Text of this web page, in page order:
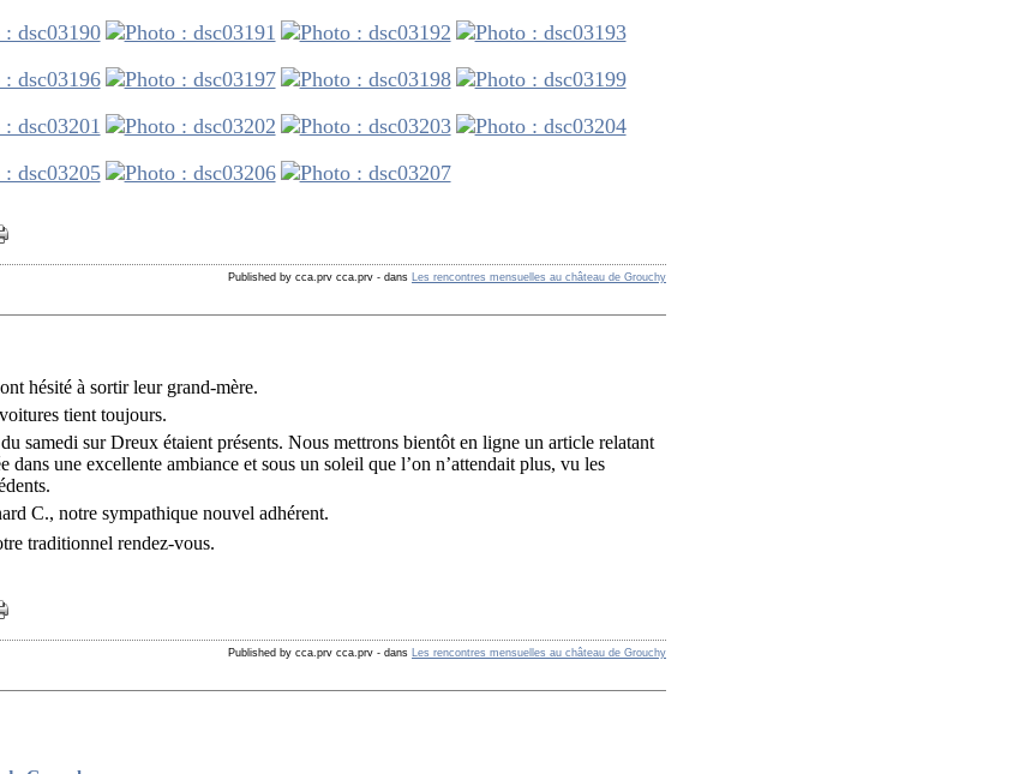
Published by cca.prv cca.prv - dans Les rencontres mensuelles au château de Grouchy
hésité à sortir leur grand-mère.
tient toujours.
samedi sur Dreux étaient présents. Nous mettrons bientôt en ligne un article relatant
dans une excellente ambiance et sous un soleil que l’on n’attendait plus, vu les
C., notre sympathique nouvel adhérent.
traditionnel rendez-vous.
Published by cca.prv cca.prv - dans Les rencontres mensuelles au château de Grouchy